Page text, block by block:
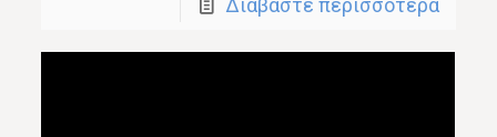
Διαβάστε περισσότερα